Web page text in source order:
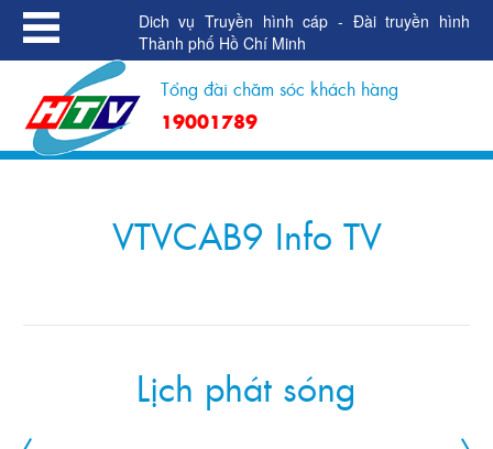
Dich vụ Truyền hình cáp - Đài truyền hình
Thành phố Hồ Chí Minh
Tổng đài chăm sóc khách hàng
19001789
VTVCAB9 Info TV
Lịch phát sóng